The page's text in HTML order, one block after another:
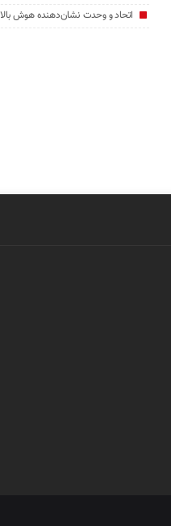
اتحاد و وحدت نشان‌دهنده هوش